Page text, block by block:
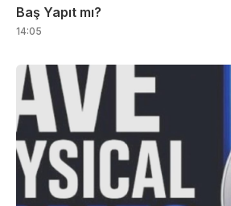
Baş Yapıt mı?
14:05